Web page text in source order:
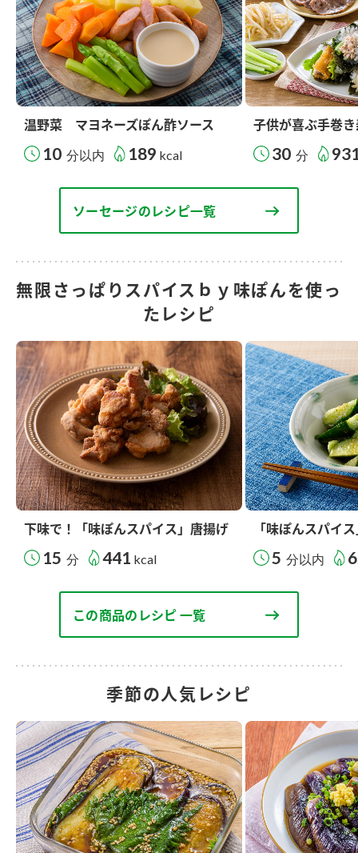
温野菜 マヨネーズぽん酢ソース
10 分以内 189 kcal
子供が喜ぶ手巻
30 分
ソーセージのレシピ一覧
無限さっぱりスパイスｂｙ味ぽんを使っ
たレシピ
下味で！「味ぽんスパイス」唐揚げ
15 分 441 kcal
「味ぽんスパイ
5 分以内
この商品のレシピ 一覧
季節の人気レシピ